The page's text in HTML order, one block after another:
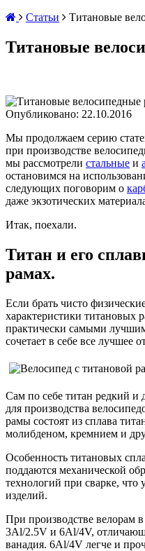
Статьи
Титановые
Титановые
Опубликовано: 22.10.2016
Мы продолжаем серию
при производстве
мы рассмотрели стальные и
остановимся на
следующих поговорим о
даже экзотических
Итак, поехали.
Титан и его
рамах.
Если брать чисто
характеристики титановых
практически самыми
сочетает в себе все лучшее
Сам по себе титан редкий и
для производства
рамы состоят из сплава
молибденом, кремнием и
Особенность титановых
поддаются механической
технологий при сварке, что
изделий.
При производстве велорам
3Al/2.5V и 6Al/4V,
ванадия. 6Al/4V легче и